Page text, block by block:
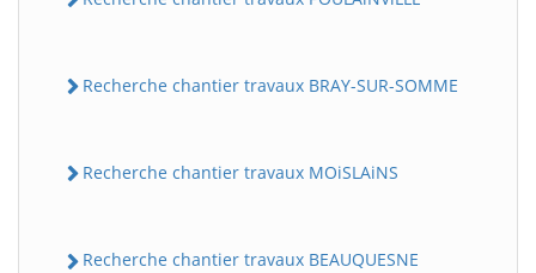
Recherche chantier travaux BRAY-SUR-SOMME
Recherche chantier travaux MOiSLAiNS
Recherche chantier travaux BEAUQUESNE